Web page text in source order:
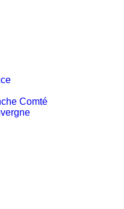
Comté